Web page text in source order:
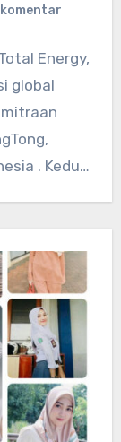
Energy,
global
. Kedua